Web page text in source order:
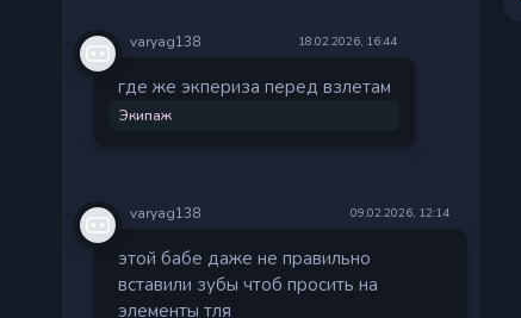
varyag138 18.02.2026, 16:44
где же экпериза перед взлетам
Экипаж
varyag138 09.02.2026, 12:14
этой бабе даже не правильно
вставили зубы чтоб просить на
элементы тля